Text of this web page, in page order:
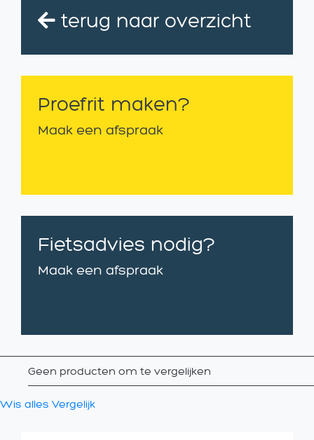
terug naar overzicht
Proefrit maken?
Maak een afspraak
Fietsadvies nodig?
Maak een afspraak
Geen producten om te vergelijken
Wis alles Vergelijk